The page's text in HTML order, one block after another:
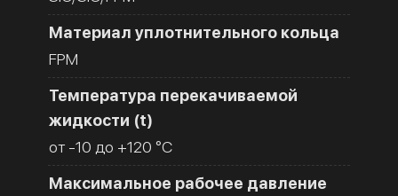
Материал уплотнительного кольца
FPM
Температура перекачиваемой
жидкости (t)
от -10 до +120 °C
Максимальное рабочее давление